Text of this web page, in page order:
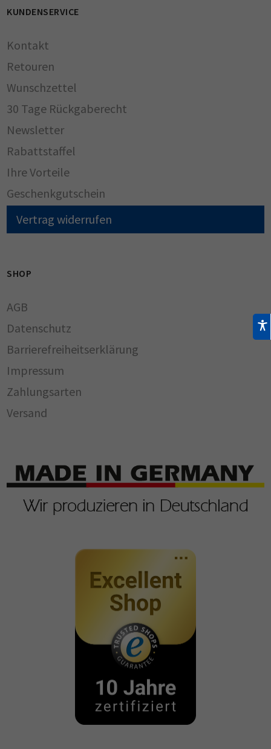
KUNDENSERVICE
Kontakt
Retouren
Wunschzettel
30 Tage Rückgaberecht
Newsletter
Rabattstaffel
Ihre Vorteile
Geschenkgutschein
Vertrag widerrufen
SHOP
AGB
Datenschutz
Barrierefreiheitserklärung
Impressum
Zahlungsarten
Versand